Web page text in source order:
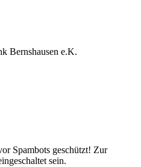
Bernshausen e.K.
Spambots geschützt! Zur
sein.